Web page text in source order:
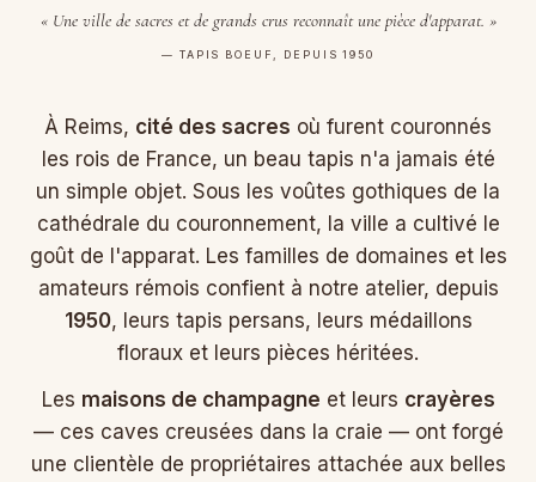
« Une ville de sacres et de grands crus reconnaît une pièce d'apparat. »
— TAPIS BOEUF, DEPUIS 1950
À Reims, cité des sacres où furent couronnés
les rois de France, un beau tapis n'a jamais été
un simple objet. Sous les voûtes gothiques de la
cathédrale du couronnement, la ville a cultivé le
goût de l'apparat. Les familles de domaines et les
amateurs rémois confient à notre atelier, depuis
1950, leurs tapis persans, leurs médaillons
floraux et leurs pièces héritées.
Les maisons de champagne et leurs crayères
— ces caves creusées dans la craie — ont forgé
une clientèle de propriétaires attachée aux belles